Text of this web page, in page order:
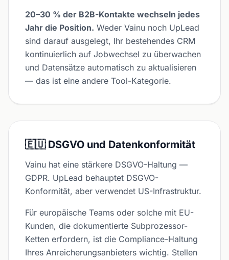
20–30 % der B2B-Kontakte wechseln jedes
Jahr die Position. Weder Vainu noch UpLead
sind darauf ausgelegt, Ihr bestehendes CRM
kontinuierlich auf Jobwechsel zu überwachen
und Datensätze automatisch zu aktualisieren
— das ist eine andere Tool-Kategorie.
🇪🇺 DSGVO und Datenkonformität
Vainu hat eine stärkere DSGVO-Haltung —
GDPR. UpLead behauptet DSGVO-
Konformität, aber verwendet US-Infrastruktur.
Für europäische Teams oder solche mit EU-
Kunden, die dokumentierte Subprozessor-
Ketten erfordern, ist die Compliance-Haltung
Ihres Anreicherungsanbieters wichtig. Stellen